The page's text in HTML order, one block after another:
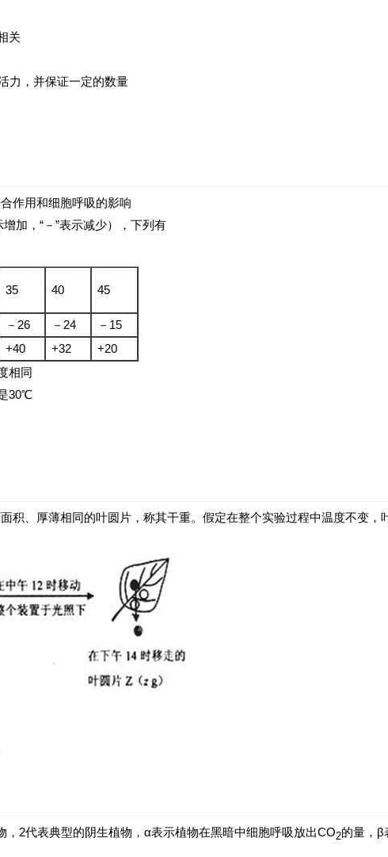
关
力，并保证一定的数量
作用和细胞呼吸的影响
加，“－”表示减少），下列有
35 40 45
－26 －24
－15
+40 +32
+20
相同
30℃
积、厚薄相同的叶圆片，称其干重。假定在整个实验过程中温度不变
2代表典型的阴生植物，α表示植物在黑暗中细胞呼吸放出CO2的量，β